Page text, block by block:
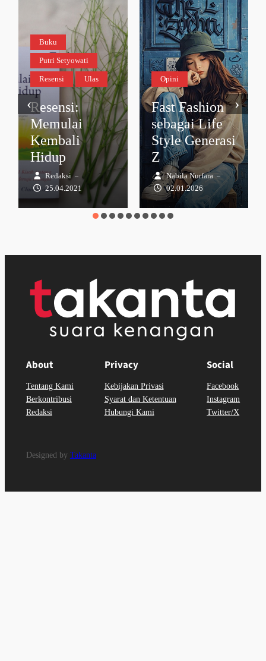
Buku
Putri Setyowati
Resensi Ulas
Resensi:
Memulai
Kembali
Hidup
Redaksi –
25.04.2021
Opini
Fast Fashion
sebagai Life
Style Generasi
Z
Nabila Nurfara –
02.01.2026
‹ ›
About
Tentang Kami
Berkontribusi
Redaksi
Privacy
Kebijakan Privasi
Syarat dan Ketentuan
Hubungi Kami
Social
Facebook
Instagram
Twitter/X
Designed by Takanta